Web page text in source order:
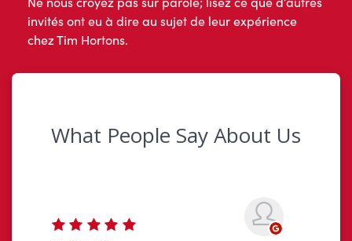
invités ont eu à dire au sujet de leur expérience
chez Tim Hortons.